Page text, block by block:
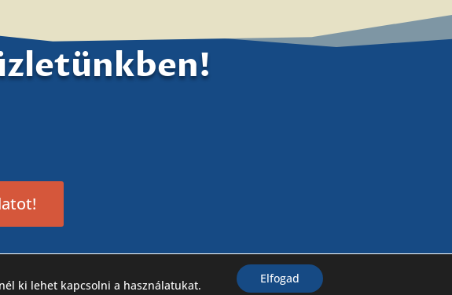
ki lehet kapcsolni a használatukat. Elfogad